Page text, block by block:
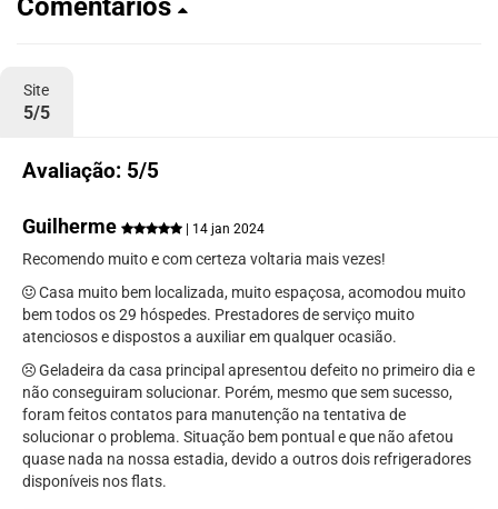
Comentários
Site
5/5
Avaliação: 5/5
Guilherme | 14 jan 2024
Recomendo muito e com certeza voltaria mais vezes!
Casa muito bem localizada, muito espaçosa, acomodou muito
bem todos os 29 hóspedes. Prestadores de serviço muito
atenciosos e dispostos a auxiliar em qualquer ocasião.
Geladeira da casa principal apresentou defeito no primeiro dia e
não conseguiram solucionar. Porém, mesmo que sem sucesso,
foram feitos contatos para manutenção na tentativa de
solucionar o problema. Situação bem pontual e que não afetou
quase nada na nossa estadia, devido a outros dois refrigeradores
disponíveis nos flats.